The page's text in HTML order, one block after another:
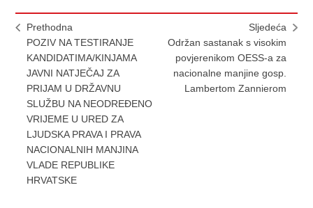
Prethodna
POZIV NA TESTIRANJE
KANDIDATIMA/KINJAMA
JAVNI NATJEČAJ ZA
PRIJAM U DRŽAVNU
SLUŽBU NA NEODREĐENO
VRIJEME U URED ZA
LJUDSKA PRAVA I PRAVA
NACIONALNIH MANJINA
VLADE REPUBLIKE
HRVATSKE
Sljedeća
Održan sastanak s visokim
povjerenikom OESS-a za
nacionalne manjine gosp.
Lambertom Zannierom